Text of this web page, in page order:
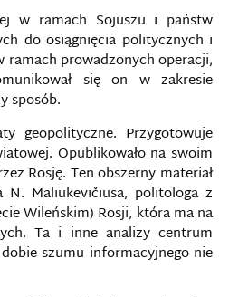
w ramach Sojuszu i państw
do osiągnięcia politycznych i
prowadzonych operacji,
się on w zakresie
sposób.
geopolityczne. Przygotowuje
Opublikowało na swoim
Rosję. Ten obszerny materiał
Maliukevičiusa, politologa z
Wileńskim) Rosji, która ma na
Ta i inne analizy centrum
szumu informacyjnego nie